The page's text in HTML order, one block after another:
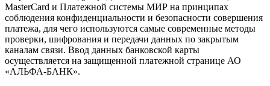
MasterCard и Платежной системы МИР на принципах
соблюдения конфиденциальности и безопасности совершения
платежа, для чего используются самые современные методы
проверки, шифрования и передачи данных по закрытым
каналам связи. Ввод данных банковской карты
осуществляется на защищенной платежной странице АО
«АЛЬФА-БАНК».